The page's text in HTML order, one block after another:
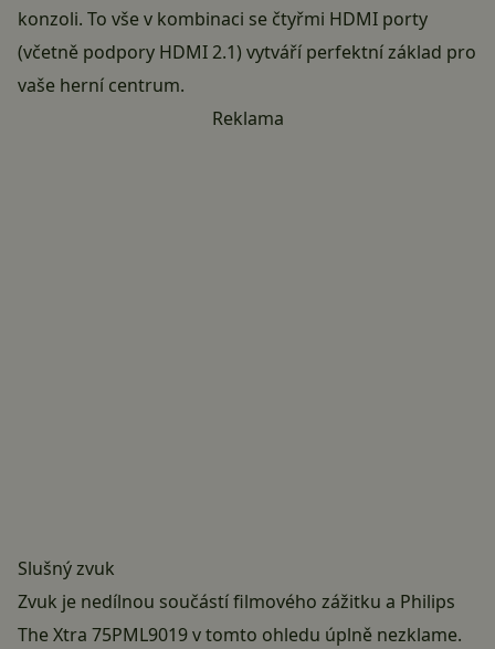
konzoli. To vše v kombinaci se čtyřmi HDMI porty
(včetně podpory HDMI 2.1) vytváří perfektní základ pro
vaše herní centrum.
Reklama
Slušný zvuk
Zvuk je nedílnou součástí filmového zážitku a Philips
The Xtra 75PML9019 v tomto ohledu úplně nezklame.